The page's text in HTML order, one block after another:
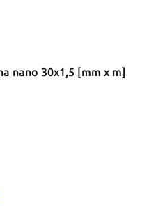
nano 30x1,5 [mm x m]